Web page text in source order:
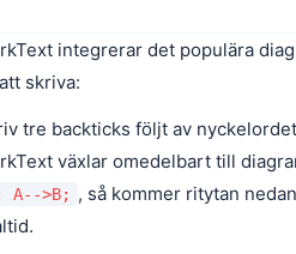
integrerar det populära
skriva:
tre backticks följt av nyckelordet
växlar omedelbart till
A-->B; , så kommer ritytan